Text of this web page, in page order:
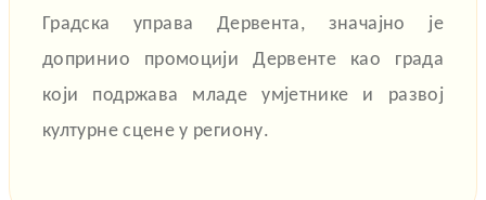
Градска управа Дервента, значајно је
допринио промоцији Дервенте као града
који подржава младе умјетнике и развој
културне сцене у региону.